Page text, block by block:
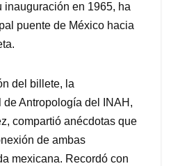
inauguración en 1965, ha
puente de México hacia
del billete, la
Antropología del INAH,
compartió anécdotas que
de ambas
mexicana. Recordó con